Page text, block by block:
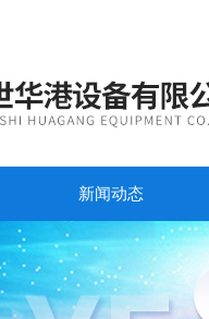
新闻动态